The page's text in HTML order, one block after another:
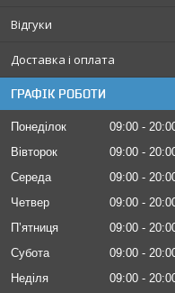
Відгуки
Доставка і оплата
ГРАФІК РОБОТИ
Понеділок 09:00
Вівторок
09:00
Середа
09:00
Четвер
09:00
Пʼятниця
09:00
Субота
09:00
Неділя
09:00